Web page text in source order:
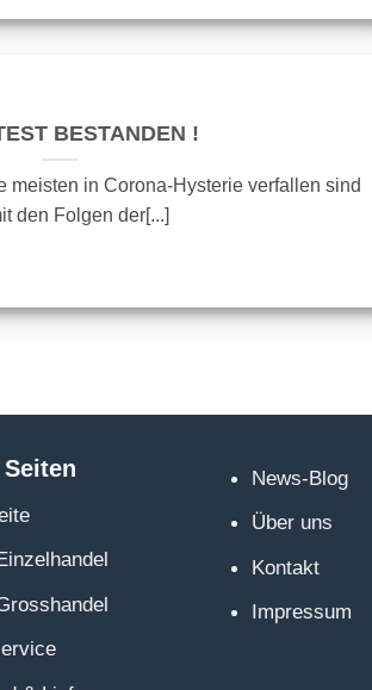
BESTANDEN !
meisten in Corona-Hysterie verfallen sind
den Folgen der[...]
News-Blog
Über uns
Kontakt
Impressum